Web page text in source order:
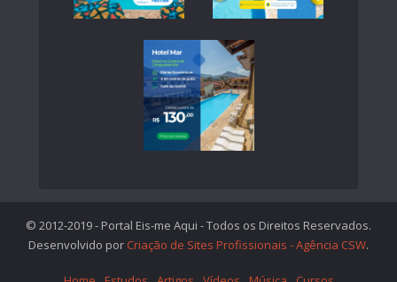
© 2012-2019 - Portal Eis-me Aqui - Todos os Direitos Reservados.
Desenvolvido por Criação de Sites Profissionais - Agência CSW.